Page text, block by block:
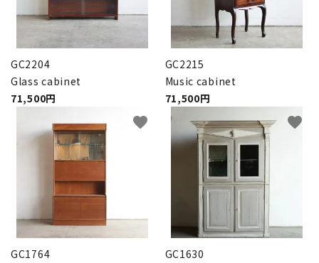
エキシビジョン・展示会
過去販売
INFORMATION
ACCOUNT MENU
ようこそ ゲスト 様
ログイン
GC2204
Glass cabinet
71,500円
GC2215
Music cabinet
71,500円
GC1764
favorite
GC1630
favorite